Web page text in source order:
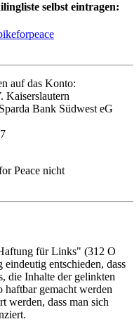
selbst eintragen:
auf das Konto:
Kaiserslautern
Bank Südwest eG
Peace nicht
für Links" (312 O
entschieden, dass
die Inhalte der gelinkten
haftbar gemacht werden
werden, dass man sich